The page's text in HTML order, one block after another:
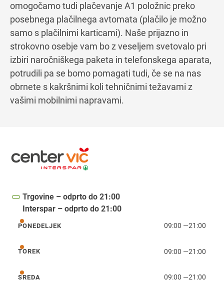
omogočamo tudi plačevanje A1 položnic preko
posebnega plačilnega avtomata (plačilo je možno
samo s plačilnimi karticami). Naše prijazno in
strokovno osebje vam bo z veseljem svetovalo pri
izbiri naročniškega paketa in telefonskega aparata,
potrudili pa se bomo pomagati tudi, če se na nas
obrnete s kakršnimi koli tehničnimi težavami z
vašimi mobilnimi napravami.
Trgovine – odprto do 21:00
Interspar – odprto do 21:00
ponedeljek
PONEDELJEK 09:00 —21:00
torek
TOREK 09:00 —21:00
sreda
SREDA 09:00 —21:00